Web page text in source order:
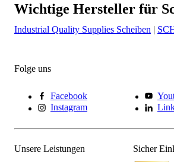
Wichtige Hersteller für
Industrial Quality Supplies Scheiben |
Folge uns
Facebook
Instagram
Unsere Leistungen
Sicher